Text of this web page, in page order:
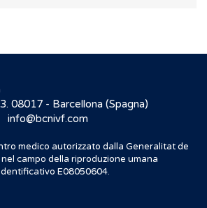
08017 - Barcellona (Spagna)
info@bcnivf.com
medico autorizzato dalla Generalitat de
campo della riproduzione umana
E08050604.